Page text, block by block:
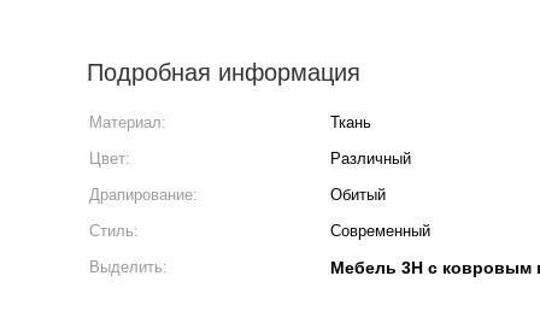
Подробная информация
Материал: Ткань
Цвет:
Различный
Драпирование:
Обитый
Стиль:
Современный
Выделить:
Мебель 3H с ковровым